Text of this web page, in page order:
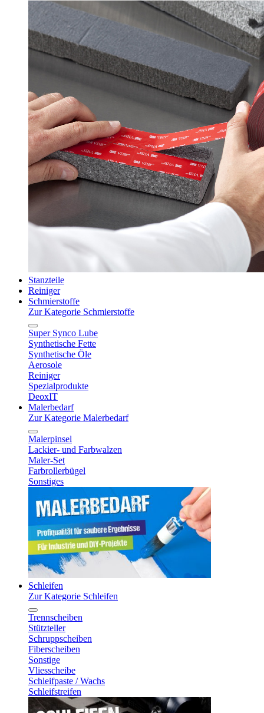
Stanzteile
Reiniger
Schmierstoffe
Zur Kategorie Schmierstoffe
Super Synco Lube
Synthetische Fette
Synthetische Öle
Aerosole
Reiniger
Spezialprodukte
DeoxIT
Malerbedarf
Zur Kategorie Malerbedarf
Malerpinsel
Lackier- und Farbwalzen
Maler-Set
Farbrollerbügel
Sonstiges
Schleifen
Zur Kategorie Schleifen
Trennscheiben
Stützteller
Schruppscheiben
Fiberscheiben
Sonstige
Vliesscheibe
Schleifpaste / Wachs
Schleifstreifen